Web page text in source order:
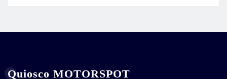
Quiosco MOTORSPOT